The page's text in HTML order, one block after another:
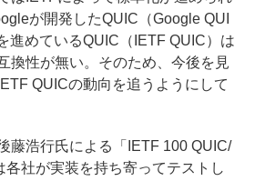
が開発したQUIC（Google QUI
進めているQUIC（IETF QUIC）は
換性が無い。そのため、今後を見
QUICの動向を追うようにして
藤浩行氏による「IETF 100 QUIC/
各社が実装を持ち寄ってテストし